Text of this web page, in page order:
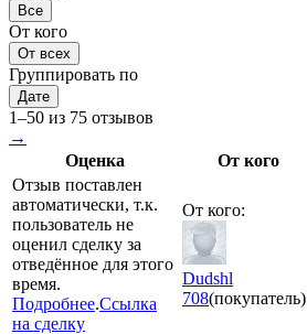
Все
От кого
От всех
Группировать по
Дате
1–50 из 75 отзывов
→
Оценка
От кого
Отзыв поставлен
автоматически, т.к.
пользователь не
оценил сделку за
отведённое для этого
время.
Подробнее.Ссылка
на сделку
От кого:
Dudshl
708(покупатель)